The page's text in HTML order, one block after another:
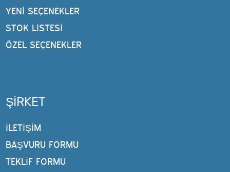
YENI SEÇENEKLER
STOK LISTESI
ÖZEL SEÇENEKLER
ŞIRKET
İLETİŞİM
BAŞVURU FORMU
TEKLIF FORMU